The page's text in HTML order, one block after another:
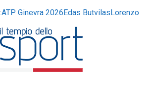
ATP Ginevra 2026Edas ButvilasLorenzo